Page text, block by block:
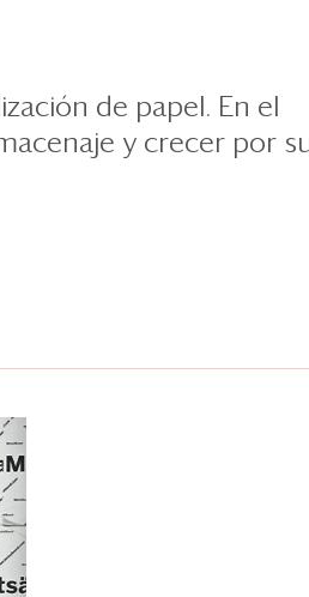
de papel. En el
y crecer por